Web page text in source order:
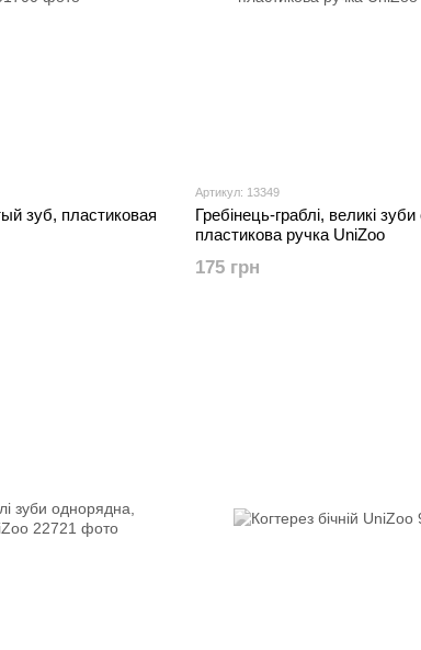
зуб, пластиковая
Артикул: 13349
Гребінець-граблі, великі
пластикова ручка UniZoo
175 грн